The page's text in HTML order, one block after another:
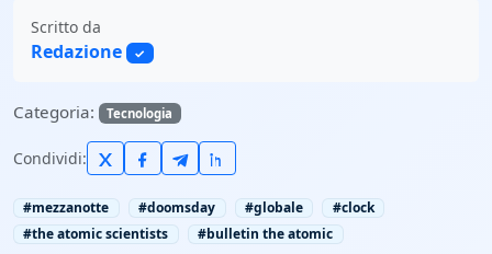
Scritto da
Redazione ✓
Categoria: Tecnologia
Condividi:
#mezzanotte #doomsday #globale
#clock
#the atomic scientists
#bulletin the atomic